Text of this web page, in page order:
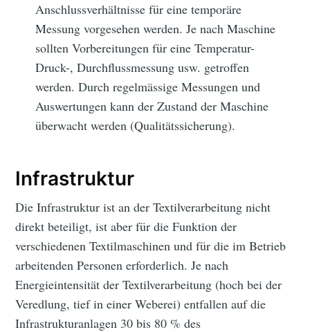
Anschlussverhältnisse für eine temporäre
Messung vorgesehen werden. Je nach Maschine
sollten Vorbereitungen für eine Temperatur-
Druck-, Durchflussmessung usw. getroffen
werden. Durch regelmässige Messungen und
Auswertungen kann der Zustand der Maschine
überwacht werden (Qualitätssicherung).
Infrastruktur
Die Infrastruktur ist an der Textilverarbeitung nicht
direkt beteiligt, ist aber für die Funktion der
verschiedenen Textilmaschinen und für die im Betrieb
arbeitenden Personen erforderlich. Je nach
Energieintensität der Textilverarbeitung (hoch bei der
Veredlung, tief in einer Weberei) entfallen auf die
Infrastrukturanlagen 30 bis 80 % des